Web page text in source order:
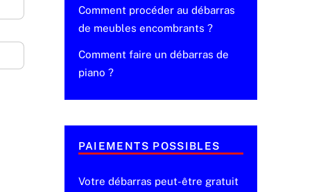
Comment procéder au débarras
de meubles encombrants ?
Comment faire un débarras de
piano ?
PAIEMENTS POSSIBLES
Votre débarras peut-être gratuit